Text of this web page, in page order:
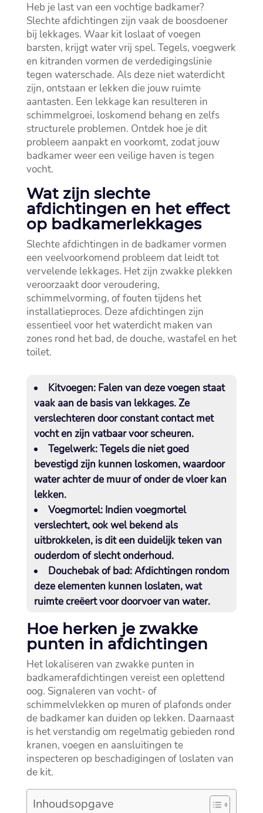
Heb je last van een vochtige badkamer?
Slechte afdichtingen zijn vaak de boosdoener
bij lekkages.​ Waar kit loslaat of voegen
barsten, krijgt water vrij spel.​ Tegels, voegwerk
en kitranden vormen de verdedigingslinie
tegen waterschade.​ Als deze niet waterdicht
zijn, ontstaan er lekken die jouw ruimte
aantasten.​ Een lekkage kan resulteren in
schimmelgroei, loskomend behang en zelfs
structurele problemen.​ Ontdek hoe je dit
probleem aanpakt en voorkomt, zodat jouw
badkamer weer een veilige haven is tegen
vocht.​
Wat zijn slechte
afdichtingen en het effect
op badkamerlekkages
Slechte afdichtingen in de badkamer vormen
een veelvoorkomend probleem dat leidt tot
vervelende lekkages.​ Het zijn zwakke plekken
veroorzaakt door veroudering,
schimmelvorming, of fouten tijdens het
installatieproces.​ Deze afdichtingen zijn
essentieel voor het waterdicht maken van
zones rond het bad, de douche, wastafel en het
toilet.​
Kitvoegen:Falen van deze voegen staat
vaak aan de basis van lekkages.​ Ze
verslechteren door constant contact met
vocht en zijn vatbaar voor scheuren.​
Tegelwerk:Tegels die niet goed
bevestigd zijn kunnen loskomen, waardoor
water achter de muur of onder de vloer kan
lekken.​
Voegmortel:Indien voegmortel
verslechtert, ook wel bekend als
uitbrokkelen, is dit een duidelijk teken van
ouderdom of slecht onderhoud.​
Douchebak of bad:Afdichtingen rondom
deze elementen kunnen loslaten, wat
ruimte creëert voor doorvoer van water.​
Hoe herken je zwakke
punten in afdichtingen
Het lokaliseren van zwakke punten in
badkamerafdichtingen vereist een oplettend
oog.​ Signaleren van vocht- of
schimmelvlekken op muren of plafonds onder
de badkamer kan duiden op lekken.​ Daarnaast
is het verstandig om regelmatig gebieden rond
kranen, voegen en aansluitingen te
inspecteren op beschadigingen of loslaten van
de kit.​
Inhoudsopgave